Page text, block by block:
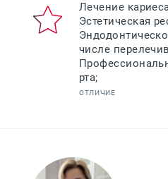
Лечение
Эстетическая
числе
ОТЛИЧИЕ